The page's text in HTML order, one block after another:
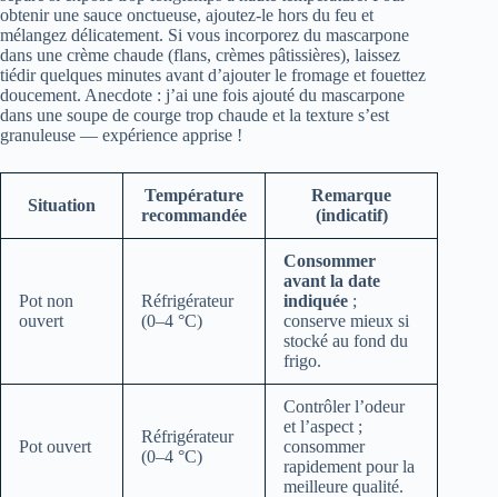
obtenir une sauce onctueuse, ajoutez-le hors du feu et
mélangez délicatement. Si vous incorporez du mascarpone
dans une crème chaude (flans, crèmes pâtissières), laissez
tiédir quelques minutes avant d’ajouter le fromage et fouettez
doucement. Anecdote : j’ai une fois ajouté du mascarpone
dans une soupe de courge trop chaude et la texture s’est
granuleuse — expérience apprise !
Situation
Température
recommandée
Remarque
(indicatif)
Pot non
ouvert
Réfrigérateur
(0–4 °C)
Consommer
avant la date
indiquée ;
conserve mieux si
stocké au fond du
frigo.
Pot ouvert
Réfrigérateur
(0–4 °C)
Contrôler l’odeur
et l’aspect ;
consommer
rapidement pour la
meilleure qualité.